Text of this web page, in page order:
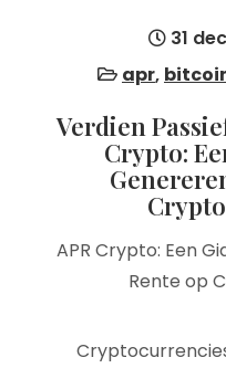
31
apr,
Verdien
Crypto:
APR Crypto: Een
Rente op